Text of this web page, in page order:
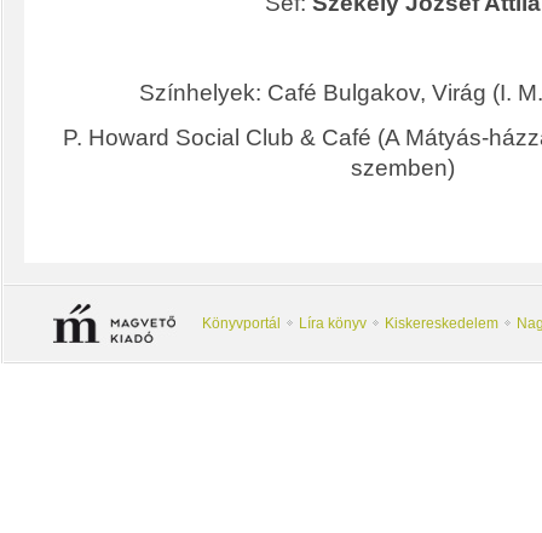
Színhelyek: Café Bulgakov, Virág (I.
P. Howard Social Club & Café (A Mátyás-
szemben)
Könyvportál Líra könyv Kiskereskedelem